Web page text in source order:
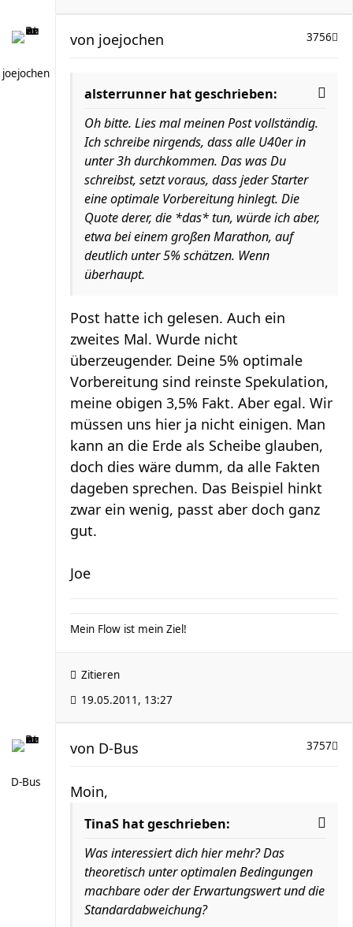
joejochen
3756
von joejochen
alsterrunner hat geschrieben:
Oh bitte. Lies mal meinen Post vollständig.
Ich schreibe nirgends, dass alle U40er in
unter 3h durchkommen. Das was Du
schreibst, setzt voraus, dass jeder Starter
eine optimale Vorbereitung hinlegt. Die
Quote derer, die *das* tun, würde ich aber,
etwa bei einem großen Marathon, auf
deutlich unter 5% schätzen. Wenn
überhaupt.
Post hatte ich gelesen. Auch ein
zweites Mal. Wurde nicht
überzeugender. Deine 5% optimale
Vorbereitung sind reinste Spekulation,
meine obigen 3,5% Fakt. Aber egal. Wir
müssen uns hier ja nicht einigen. Man
kann an die Erde als Scheibe glauben,
doch dies wäre dumm, da alle Fakten
dageben sprechen. Das Beispiel hinkt
zwar ein wenig, passt aber doch ganz
gut.
Joe
Mein Flow ist mein Ziel!
Zitieren
19.05.2011, 13:27
D-Bus
3757
von D-Bus
Moin,
TinaS hat geschrieben:
Was interessiert dich hier mehr? Das
theoretisch unter optimalen Bedingungen
machbare oder der Erwartungswert und die
Standardabweichung?